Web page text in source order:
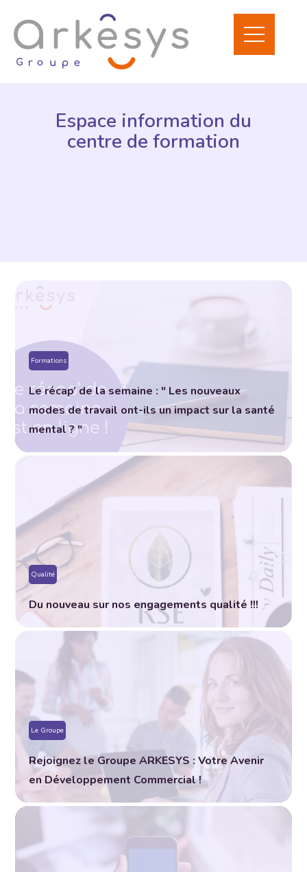
Espace information du
centre de formation
Formations
Le récap’ de la semaine : " Les nouveaux
modes de travail ont-ils un impact sur la santé
mental ? "
Qualité
Du nouveau sur nos engagements qualité !!!
Le Groupe
Rejoignez le Groupe ARKESYS : Votre Avenir
en Développement Commercial !